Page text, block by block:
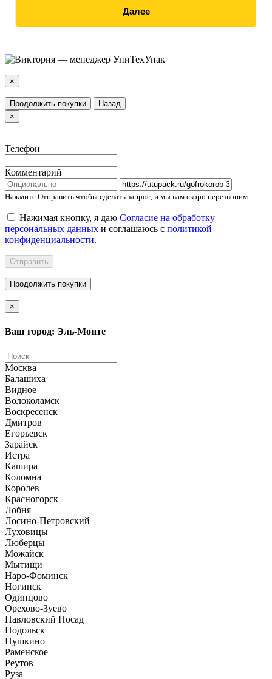
Далее
×
Продолжить покупки
Назад
×
Телефон
Комментарий
Нажмите Отправить чтобы сделать запрос, и мы вам скоро перезвоним
Нажимая кнопку, я даю Согласие на обработку
персональных данных и соглашаюсь с политикой
конфиденциальности.
Отправить
Продолжить покупки
×
Ваш город: Эль-Монте
Москва
Балашиха
Видное
Волоколамск
Воскресенск
Дмитров
Егорьевск
Зарайск
Истра
Кашира
Коломна
Королев
Красногорск
Лобня
Лосино-Петровский
Луховицы
Люберцы
Можайск
Мытищи
Наро-Фоминск
Ногинск
Одинцово
Орехово-Зуево
Павловский Посад
Подольск
Пушкино
Раменское
Реутов
Руза